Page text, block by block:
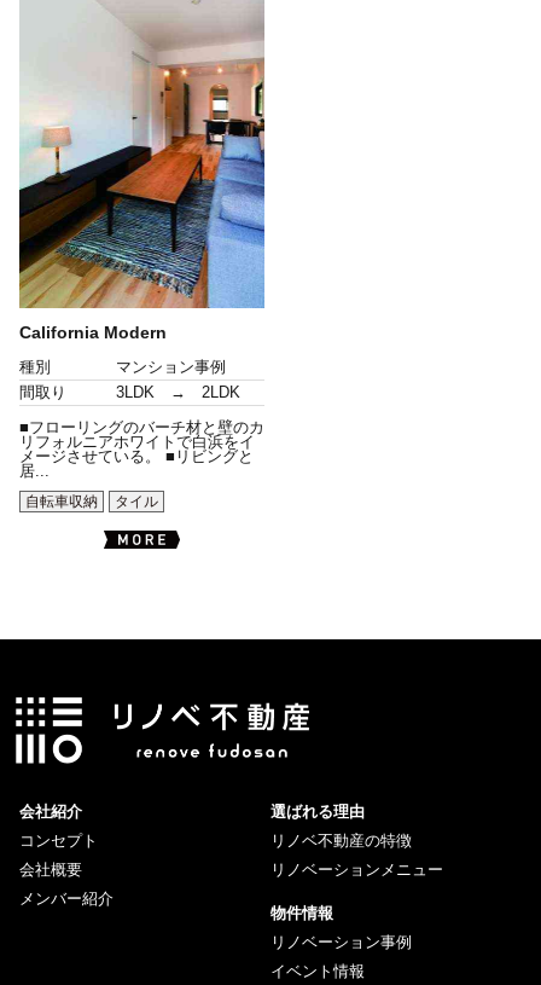
California Modern
種別
マンション事例
間取り
3LDK → 2LDK
■フローリングのバーチ材と壁のカ
リフォルニアホワイトで白浜をイ
メージさせている。 ■リビングと
居...
自転車収納
タイル
会社紹介
コンセプト
会社概要
メンバー紹介
選ばれる理由
リノベ不動産の特徴
リノベーションメニュー
物件情報
リノベーション事例
イベント情報